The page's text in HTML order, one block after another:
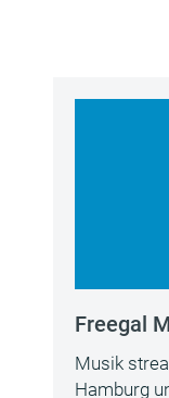
Freegal
Musik
Hamburg